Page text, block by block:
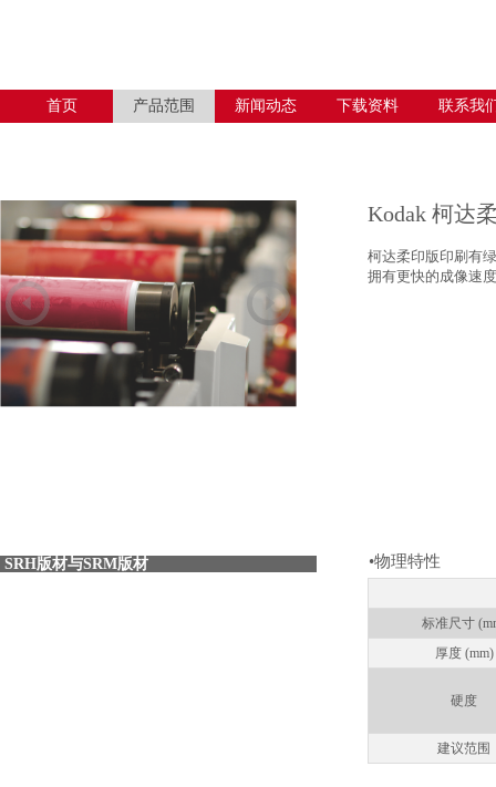
首页 产品范围 新闻动态 下载资料 联系我
Kodak 柯达
柯达柔印版印刷有
拥有更快的成像速
•物理特性
SRH版材与SRM版材
标准尺寸
厚度 (mm)
硬度
建议范围